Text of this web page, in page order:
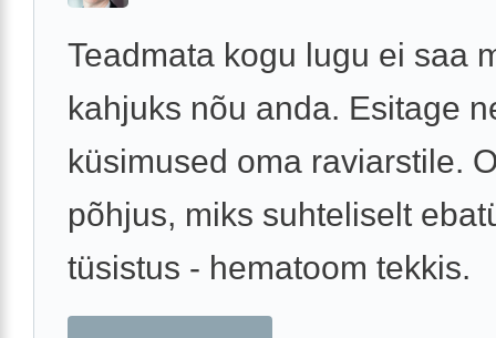
Teadmata kogu lugu ei saa
kahjuks nõu anda. Esitage
küsimused oma raviarstile.
põhjus, miks suhteliselt
tüsistus - hematoom tekkis.